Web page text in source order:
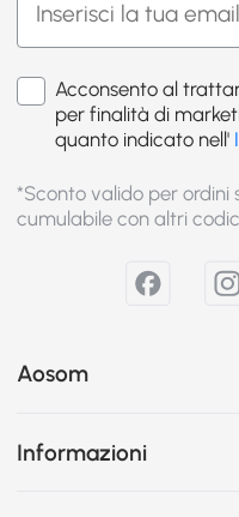
Acconsento al
per finalità di
quanto indicato nell'
*Sconto valido per ordini
cumulabile con altri
Aosom
Informazioni